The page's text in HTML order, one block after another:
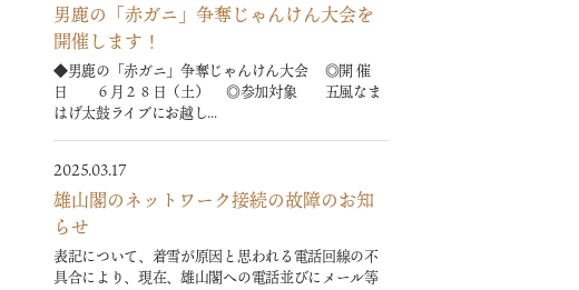
男鹿の「赤ガニ」争奪じゃんけん大会を
開催します！
◆男鹿の「赤ガニ」争奪じゃんけん大会 ◎開 催
日 ６月２８日（土） ◎参加対象 五風なま
はげ太鼓ライブにお越し...
2025.03.17
雄山閣のネットワーク接続の故障のお知
らせ
表記について、着雪が原因と思われる電話回線の不
具合により、現在、雄山閣への電話並びにメール等